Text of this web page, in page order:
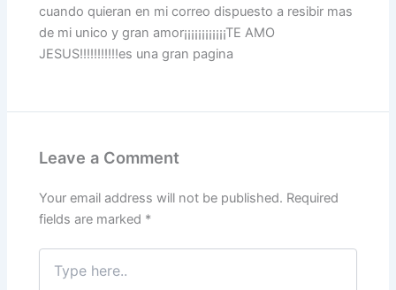
cuando quieran en mi correo dispuesto a resibir mas
de mi unico y gran amor¡¡¡¡¡¡¡¡¡¡¡¡TE AMO
JESUS!!!!!!!!!!!es una gran pagina
Leave a Comment
Your email address will not be published. Required
fields are marked *
here..